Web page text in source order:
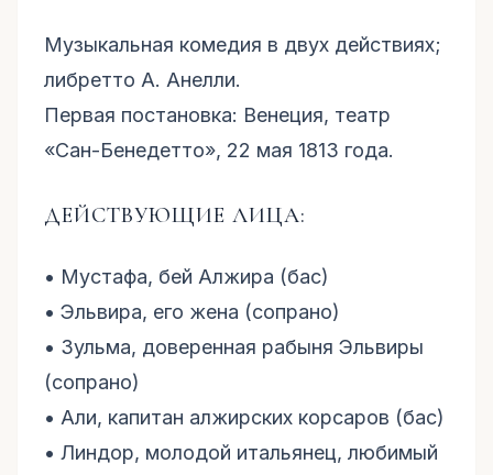
Музыкальная комедия в двух действиях;
либретто А. Анелли.
Первая постановка: Венеция, театр
«Сан-Бенедетто», 22 мая 1813 года.
ДЕЙСТВУЮЩИЕ ЛИЦА:
• Мустафа, бей Алжира (бас)
• Эльвира, его жена (сопрано)
• 3ульма, доверенная рабыня Эльвиры
(сопрано)
• Али, капитан алжирских корсаров (бас)
• Линдор, молодой итальянец, любимый